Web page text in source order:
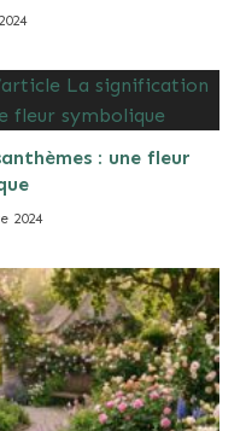
: une fleur
2024